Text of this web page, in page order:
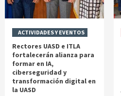
ACTIVIDADES Y EVENTOS
Rectores UASD e ITLA
fortalecerán alianza para
formar en IA,
ciberseguridad y
transformación digital en
la UASD